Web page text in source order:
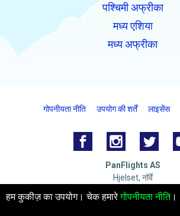
हम कुकीज़ का उपयोग। चेक हमारेगोपनीयता नीति।
पश्चिमी अफ्रीका
मध्य एशिया
मध्य अफ्रीका
गोपनीयता नीति उपयोग की शर्तें लाइसेंस
PanFlights AS
Hjelset, नॉर्वे
संगठन संख्या: 922732825 MVA